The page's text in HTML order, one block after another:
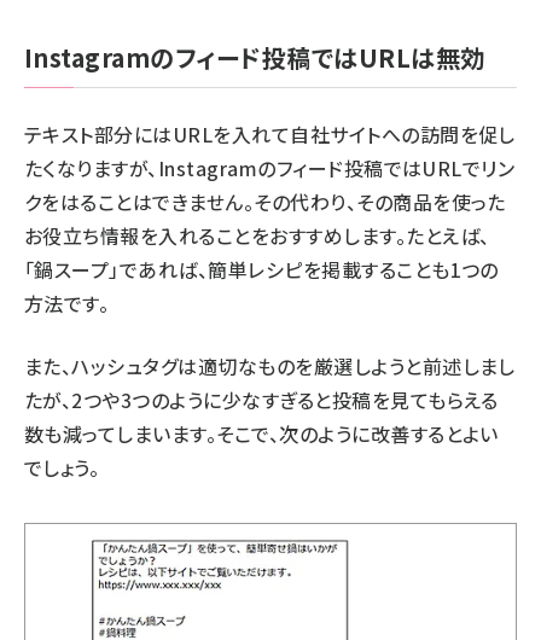
Instagramのフィード投稿ではURLは無効
テキスト部分にはURLを入れて自社サイトへの訪問を促し
たくなりますが、Instagramのフィード投稿ではURLでリン
クをはることはできません。その代わり、その商品を使った
お役立ち情報を入れることをおすすめします。たとえば、
「鍋スープ」であれば、簡単レシピを掲載することも1つの
方法です。
また、ハッシュタグは適切なものを厳選しようと前述しまし
たが、2つや3つのように少なすぎると投稿を見てもらえる
数も減ってしまいます。そこで、次のように改善するとよい
でしょう。